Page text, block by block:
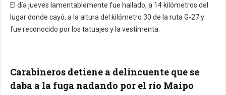
El día jueves lamentablemente fue hallado, a 14 kilómetros del
lugar donde cayó, a la altura del kilómetro 30 de la ruta G-27 y
fue reconocido por los tatuajes y la vestimenta.
Carabineros detiene a delincuente que se
daba a la fuga nadando por el río Maipo